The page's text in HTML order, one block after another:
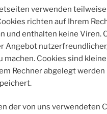
verwenden
richten auf Ihrem
und enthalten keine Viren.
Angebot
machen. Cookies sind
Rechner abgelegt werden
der von uns verwendeten